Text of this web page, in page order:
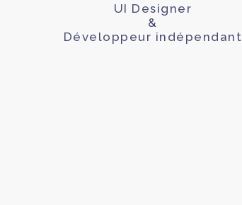
UI Designer
&
Développeur indépendant